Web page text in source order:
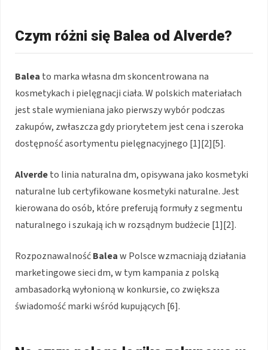
Czym różni się Balea od Alverde?
Balea to marka własna dm skoncentrowana na
kosmetykach i pielęgnacji ciała. W polskich materiałach
jest stale wymieniana jako pierwszy wybór podczas
zakupów, zwłaszcza gdy priorytetem jest cena i szeroka
dostępność asortymentu pielęgnacyjnego [1][2][5].
Alverdeto linia naturalna dm, opisywana jako kosmetyki
naturalne lub certyfikowane kosmetyki naturalne. Jest
kierowana do osób, które preferują formuły z segmentu
naturalnego i szukają ich w rozsądnym budżecie [1][2].
RozpoznawalnośćBaleaw Polsce wzmacniają działania
marketingowe sieci dm, w tym kampania z polską
ambasadorką wyłonioną w konkursie, co zwiększa
świadomość marki wśród kupujących [6].